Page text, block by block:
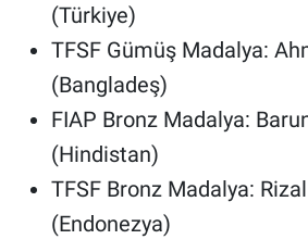
(Türkiye)
TFSF Gümüş Madalya:
(Bangladeş)
FIAP Bronz Madalya:
(Hindistan)
TFSF Bronz Madalya:
(Endonezya)